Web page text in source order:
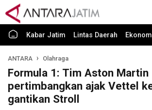
Kabar Jatim Lintas Daerah
ANTARA Olahraga
Formula 1: Tim Aston Martin
pertimbangkan ajak Vettel
gantikan Stroll